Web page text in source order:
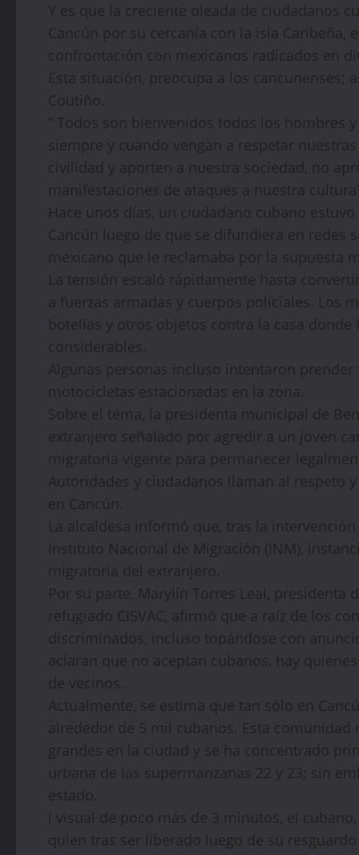
Y es que la creciente oleada de ciudadanos
Cancún por su cercanía con la isla
confrontación con mexicanos radicados en
Esta situación, preocupa a los cancunenses;
Coutiño.
” Todos son bienvenidos todos los hombres
siempre y cuando vengan a respetar
civilidad y aporten a nuestra sociedad, no
manifestaciones de ataques a nuestra
Hace unos días, un ciudadano cubano
Cancún luego de que se difundiera en redes
mexicano que le reclamaba por la supuesta
La tensión escaló rápidamente hasta
a fuerzas armadas y cuerpos policiales. Los
botellas y otros objetos contra la casa
considerables.
Algunas personas incluso intentaron
motocicletas estacionadas en la zona.
Sobre el tema, la presidenta municipal de
extranjero señalado por agredir a un joven
migratoria vigente para permanecer
Autoridades y ciudadanos llaman al respeto
en Cancún.
La alcaldesa informó que, tras la
Instituto Nacional de Migración (INM),
migratoria del extranjero.
Por su parte, Marylín Torres Leal,
refugiado CISVAC, afirmó que a raíz de los
discriminados, incluso topándose con
aclaran que no aceptan cubanos, hay
de vecinos.
Actualmente, se estima que tan sólo en
alrededor de 5 mil cubanos. Esta
grandes en la ciudad y se ha concentrado
urbana de las supermanzanas 22 y 23; sin
estado.
l visual de poco más de 3 minutos, el
quien tras ser liberado luego de su